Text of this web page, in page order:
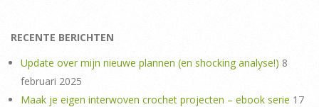
RECENTE BERICHTEN
Update over mijn nieuwe plannen (en shocking analyse!) 8
februari 2025
Maak je eigen interwoven crochet projecten – ebook serie 17